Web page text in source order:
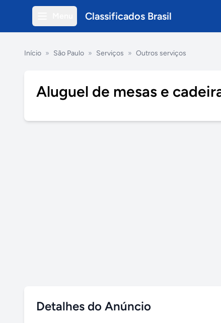
Classificados Brasil
Início » São Paulo » Serviços » Outros serviços
Aluguel de mesas e
Detalhes do Anúncio